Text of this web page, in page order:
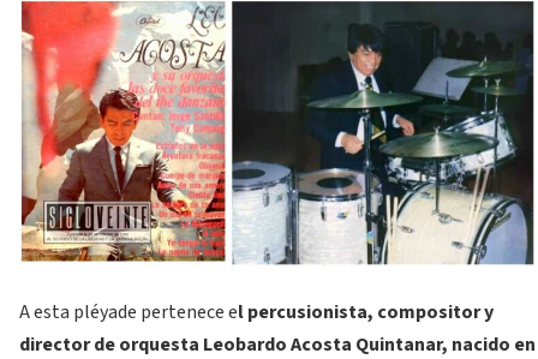
A esta pléyade pertenece el percusionista, compositor y
director de orquesta Leobardo Acosta Quintanar, nacido en